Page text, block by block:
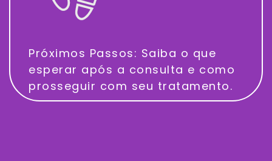
Próximos Passos: Saiba o que
esperar após a consulta e como
prosseguir com seu tratamento.